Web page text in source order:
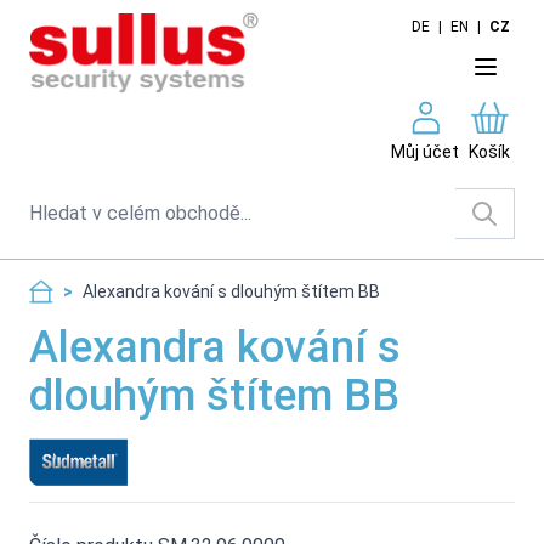
Skip to Content
DE EN CZ
Můj účet Košík
Search
> Alexandra kování s dlouhým štítem BB
Alexandra kování s
dlouhým štítem BB